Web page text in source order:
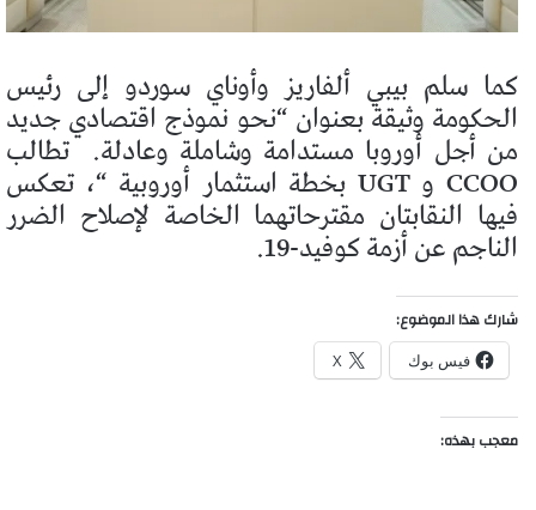
كما سلم بيبي ألفاريز وأوناي سوردو إلى رئيس
الحكومة وثيقة بعنوان “نحو نموذج اقتصادي جديد
من أجل أوروبا مستدامة وشاملة وعادلة. تطالب
CCOO و UGT بخطة استثمار أوروبية “، تعكس
فيها النقابتان مقترحاتهما الخاصة لإصلاح الضرر
الناجم عن أزمة كوفيد-19.
شارك هذا الموضوع:
فيس بوك X
معجب بهذه: